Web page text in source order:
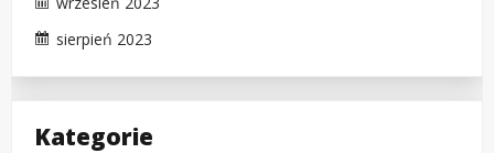
sierpień 2023
Kategorie